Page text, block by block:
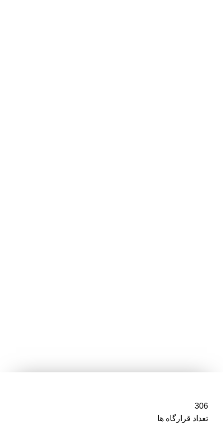
306
تعداد قرارگاه ها